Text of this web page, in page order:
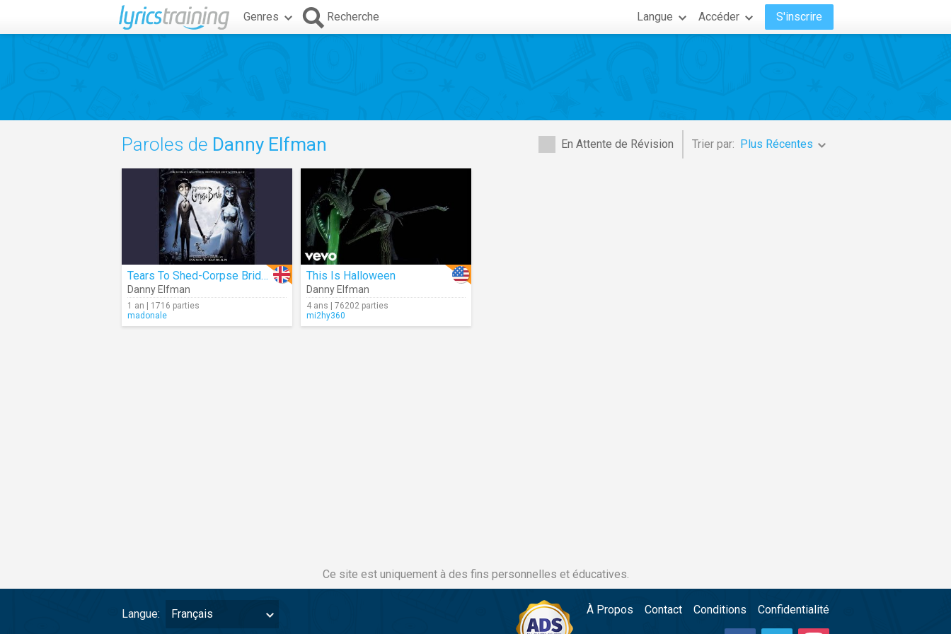
Genres Recherche Langue Accéder S'inscrire
En Attente de Révision Trier par: Plus Récentes
Paroles de Danny Elfman
Tears To Shed-Corpse Bride (Audio)
Danny Elfman
1 an | 1716 parties
madonale
This Is Halloween
Danny Elfman
4 ans | 76202 parties
mi2hy360
Ce site est uniquement à des fins personnelles et éducatives.
Langue: Français À Propos Contact Conditions Confidentialité